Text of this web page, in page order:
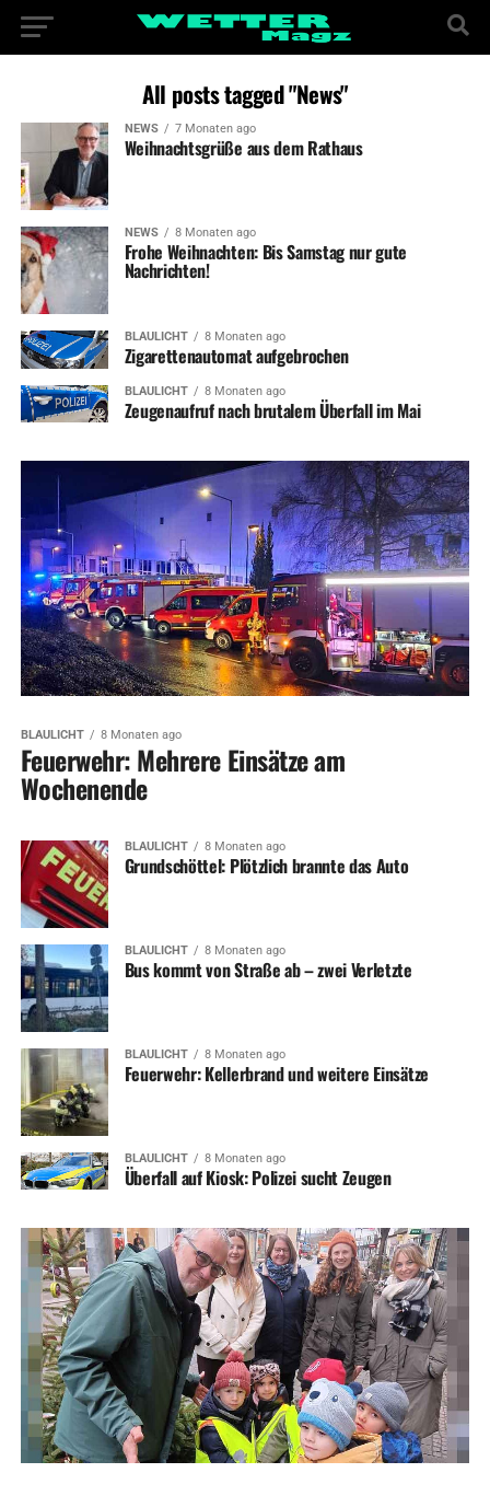
All posts tagged "News"
NEWS 7 Monaten ago
Weihnachtsgrüße aus dem Rathaus
NEWS 8 Monaten ago
Frohe Weihnachten: Bis Samstag nur gute
Nachrichten!
BLAULICHT 8 Monaten ago
Zigarettenautomat aufgebrochen
BLAULICHT 8 Monaten ago
Zeugenaufruf nach brutalem Überfall im Mai
BLAULICHT 8 Monaten ago
Feuerwehr: Mehrere Einsätze am
Wochenende
BLAULICHT 8 Monaten ago
Grundschöttel: Plötzlich brannte das Auto
BLAULICHT 8 Monaten ago
Bus kommt von Straße ab – zwei Verletzte
BLAULICHT 8 Monaten ago
Feuerwehr: Kellerbrand und weitere Einsätze
BLAULICHT 8 Monaten ago
Überfall auf Kiosk: Polizei sucht Zeugen